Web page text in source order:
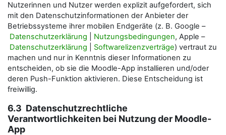
Nutzerinnen und Nutzer werden explizit aufgefordert, sich
mit den Datenschutzinformationen der Anbieter der
Betriebssysteme ihrer mobilen Endgeräte (z. B. Google –
Datenschutzerklärung
Nutzungsbedingungen, Apple –
Datenschutzerklärung
Softwarelizenzverträge) vertraut zu
machen und nur in Kenntnis dieser Informationen zu
entscheiden, ob sie die Moodle-App installieren und/oder
deren Push-Funktion aktivieren. Diese Entscheidung ist
freiwillig.
6.3 Datenschutzrechtliche
Verantwortlichkeiten bei Nutzung der Moodle-
App